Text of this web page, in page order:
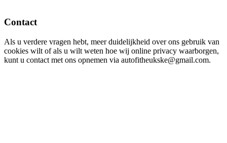
Contact
Als u verdere vragen hebt, meer duidelijkheid over ons gebruik van
cookies wilt of als u wilt weten hoe wij online privacy waarborgen,
kunt u contact met ons opnemen via autofitheukske@gmail.com.